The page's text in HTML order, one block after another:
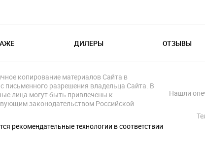
ДИЛЕРЫ ОТЗЫВЫ
Нашли
копирование материалов Сайта в
письменного разрешения владельца Сайта. В
лица могут быть привлечены к
законодательством Российской
рекомендательные технологии в соответствии